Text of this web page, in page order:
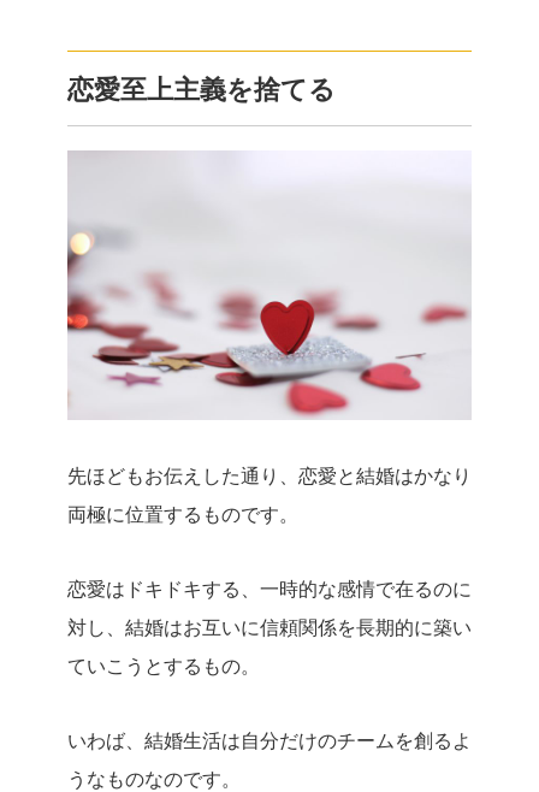
恋愛至上主義を捨てる
先ほどもお伝えした通り、恋愛と結婚はかなり
両極に位置するものです。
恋愛はドキドキする、一時的な感情で在るのに
対し、結婚はお互いに信頼関係を長期的に築い
ていこうとするもの。
いわば、結婚生活は自分だけのチームを創るよ
うなものなのです。